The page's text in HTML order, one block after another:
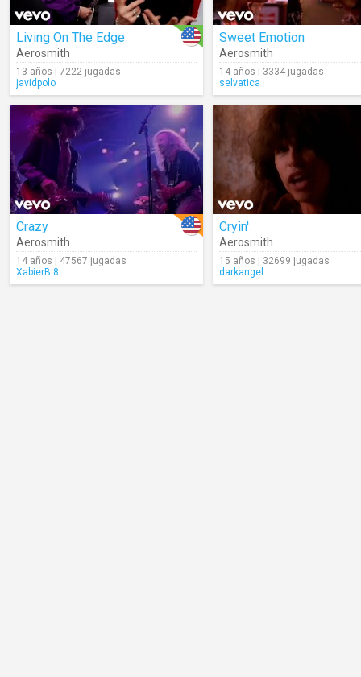
Living On The Edge
Aerosmith
13 años | 7222 jugadas
javidpolo
Sweet Emotion
Aerosmith
14 años | 3334 jugadas
selvatica
Crazy
Aerosmith
14 años | 47567 jugadas
XabierB.8
Cryin'
Aerosmith
15 años | 32699 jugadas
darkangel